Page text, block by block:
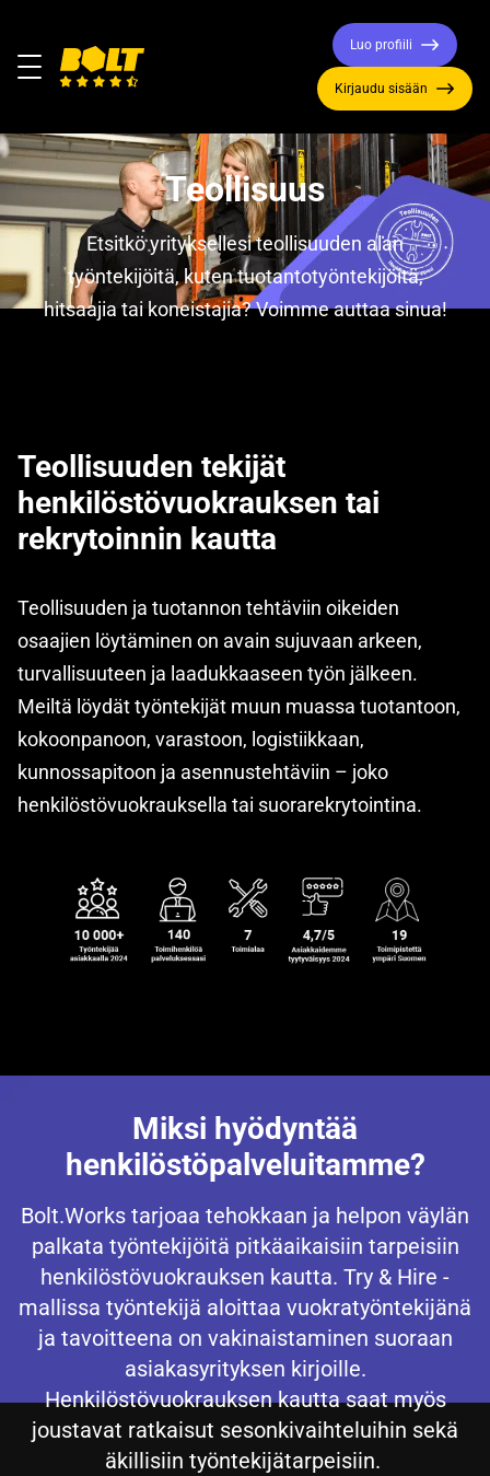
Valikko
etusivulle
Luo profiili
Kirjaudu sisään
Teollisuus
Etsitkö yrityksellesi teollisuuden alan
työntekijöitä, kuten tuotantotyöntekijöitä,
hitsaajia tai koneistajia? Voimme auttaa sinua!
Teollisuuden tekijät
henkilöstövuokrauksen tai
rekrytoinnin kautta
Teollisuuden ja tuotannon tehtäviin oikeiden
osaajien löytäminen on avain sujuvaan arkeen,
turvallisuuteen ja laadukkaaseen työn jälkeen.
Meiltä löydät työntekijät muun muassa tuotantoon,
kokoonpanoon, varastoon, logistiikkaan,
kunnossapitoon ja asennustehtäviin – joko
henkilöstövuokrauksella tai suorarekrytointina.
Miksi hyödyntää
henkilöstöpalveluitamme?
Bolt.Works tarjoaa tehokkaan ja helpon väylän
palkata työntekijöitä pitkäaikaisiin tarpeisiin
henkilöstövuokrauksen kautta. Try & Hire -
mallissa työntekijä aloittaa vuokratyöntekijänä
ja tavoitteena on vakinaistaminen suoraan
asiakasyrityksen kirjoille.
Henkilöstövuokrauksen kautta saat myös
joustavat ratkaisut sesonkivaihteluihin sekä
äkillisiin työntekijätarpeisiin.